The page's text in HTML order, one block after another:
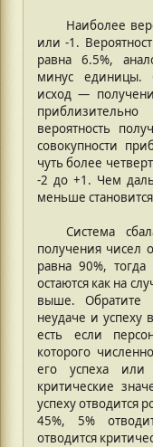
Наиболее
или -1.
равна 6.5%,
минус единицы.
исход —
вероятность
совокупности
чуть более
-2 до +1. Чем
меньше
Система
получения чисел
равна 90%,
остаются как на
выше. Обратите
неудаче и успеху
есть если
которого
его успеха или
критические
успеху отводится
45%, 5%
отводится